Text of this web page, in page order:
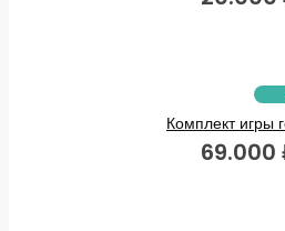
Комплект игры
69.000